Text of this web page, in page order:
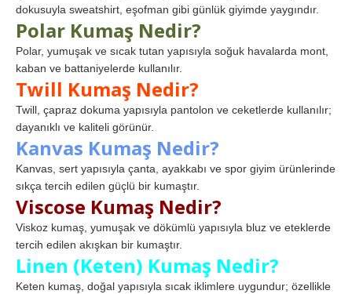
dokusuyla sweatshirt, eşofman gibi günlük giyimde yaygındır.
Polar Kumaş Nedir?
Polar, yumuşak ve sıcak tutan yapısıyla soğuk havalarda mont,
kaban ve battaniyelerde kullanılır.
Twill Kumaş Nedir?
Twill, çapraz dokuma yapısıyla pantolon ve ceketlerde kullanılır;
dayanıklı ve kaliteli görünür.
Kanvas Kumaş Nedir?
Kanvas, sert yapısıyla çanta, ayakkabı ve spor giyim ürünlerinde
sıkça tercih edilen güçlü bir kumaştır.
Viscose Kumaş Nedir?
Viskoz kumaş, yumuşak ve dökümlü yapısıyla bluz ve eteklerde
tercih edilen akışkan bir kumaştır.
Linen (Keten) Kumaş Nedir?
Keten kumaş, doğal yapısıyla sıcak iklimlere uygundur; özellikle